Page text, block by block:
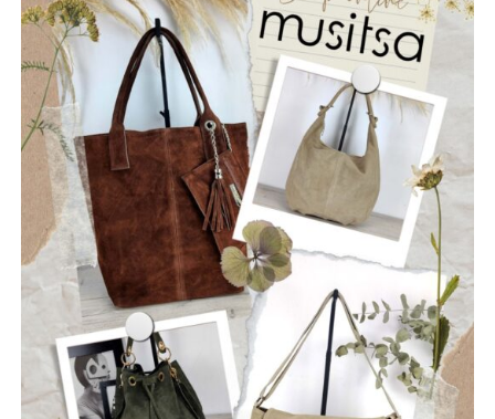
ΡΩΓΜΕΣ
Οι “Ρωγμές” είναι ένα νεοσύστατο ελληνικό ροκ
συγκρότημα που ιδρύθηκε τον Ιούλιο του 2025, με έδρα
την Ναύπακτο. Το όνομά τους αντικατοπτρίζει τη
φιλοσοφία τους: να ραγίσουν τις βεβαιότητες, να σπάσουν
τη σιωπή και να αφήσουν το φως να περάσει μέσα από τις
ρωγμές της καθημερινότητας. Με ήχο που ισορροπεί
ανάμεσα στο εναλλακτικό ροκ, τον ελληνικό στίχο και την
ωμή ενέργεια της σκηνής, οι Ρωγμές δημιουργούν
μουσική που μιλά για την κοινωνία, τις εσωτερικές μάχες
και την ανάγκη για αλήθεια.
Μέλη του συγκροτήματος: Ανδρεόπουλος Αντώνης –
Φωνή & Κιθάρα, Σαράντης Δημήτρης – Κιθάρα, Νικολάου
Θωμάς – Μπάσο, Μηλιώνης Γρηγόρης – Τύμπανα.